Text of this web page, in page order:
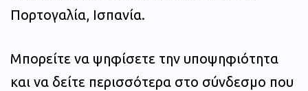
Πορτογαλία, Ισπανία.
Μπορείτε να ψηφίσετε την υποψηφιότητα
και να δείτε περισσότερα στο σύνδεσμο που